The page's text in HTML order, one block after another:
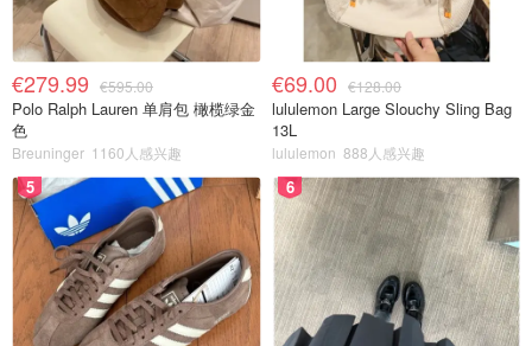
€279.99 €595.00
Polo Ralph Lauren 单肩包 橄榄绿金
色
Breuninger 1160人感兴趣
€69.00 €128.00
lululemon Large Slouchy Sling Bag
13L
lululemon 888人感兴趣
5 6